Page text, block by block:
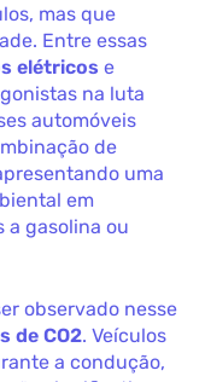
mas que
Entre essas
elétricos e
na luta
automóveis
de
uma
em
a gasolina ou
observado nesse
de CO2. Veículos
a condução,